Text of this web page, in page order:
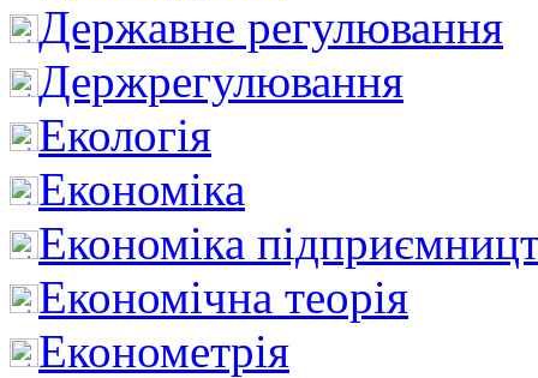
Державне регулювання
Держрегулювання
Екологія
Економіка
Економіка
Економічна теорія
Економетрія